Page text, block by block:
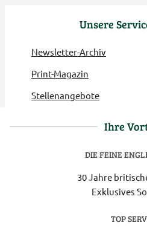
Unsere
Newsletter-Archiv
Print-Magazin
Stellenangebote
Ihre
DIE FEINE
30 Jahre
Exklusives
TOP